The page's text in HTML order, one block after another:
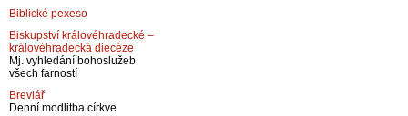
Biblické pexeso
Biskupství královéhradecké –
královéhradecká diecéze
Mj. vyhledání bohoslužeb
všech farností
Breviář
Denní modlitba církve